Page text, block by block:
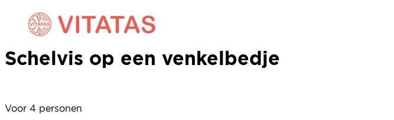
Schelvis op een venkelbedje
Schelvis op een venkelbedje
Voor 4 personen